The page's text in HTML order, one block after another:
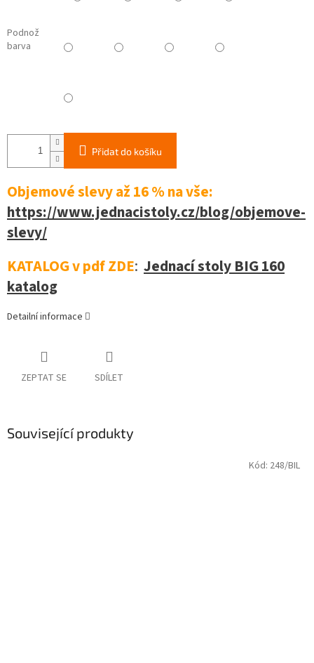
Podnož
barva
Přidat do košíku
Objemové slevy až 16 %na vše:
https://www.jednacistoly.cz/blog/objemove-
slevy/
KATALOG v pdf ZDE: Jednací stoly BIG 160
katalog
Detailní informace
ZEPTAT SE SDÍLET
Související produkty
Kód: 248/BIL